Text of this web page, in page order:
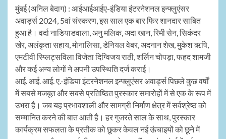
मुंबई (अनिल बेदाग) : आईआईआईए-इंडिया इंटरनेशनल इन्फ्लुएंसर
अवार्ड्स 2024, 5वां संस्करण, इस साल एक बार फिर शानदार साबित
हुआ है। वर्दा नाडियाडवाला, अनु मलिक, अदा खान, रिमी सेन, सिकंदर
खेर, अलंकृता सहाय, मोनालिसा, डेनियल वेबर, अदनान शेख, मुकेश ऋषि,
एमटीवी स्प्लिट्सविला विजेता दिग्विजय राठी, शर्लिन चोपड़ा, फहद शामजी
और कई अन्य लोगों ने अपनी उपस्थिति दर्ज कराई।
आई. आई. आई. ए.-इंडिया इंटरनेशनल इन्फ्लुएंसर अवार्ड्स पिछले कुछ वर्षों
में सबसे मजबूत और सबसे प्रतिष्ठित पुरस्कार समारोहों में से एक के रूप में
उभरा है। जब यह प्रभावशाली और सामग्री निर्माण क्षेत्र में सर्वश्रेष्ठ को
सम्मानित करने की बात आती है। हर गुजरते साल के साथ, पुरस्कार
कार्यक्रम सफलता के प्रतीक को छूकर केवल नई ऊंचाइयों को छूने में